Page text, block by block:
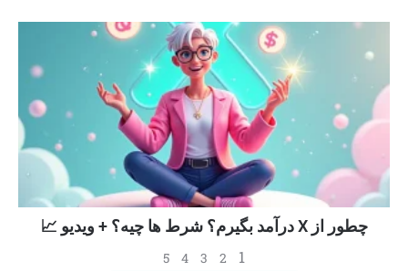
چطور از X درآمد بگیرم؟ شرط ها چیه؟ + ویدیو 📈
1
2
3
4
5